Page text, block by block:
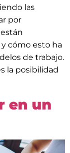
las
por
cómo esto ha
de trabajo.
la posibilidad
en un